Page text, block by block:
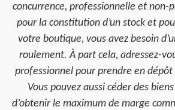
concurrence, professionnelle et non-
pour la constitution d’un stock et
votre boutique, vous avez besoin
roulement. À part cela, adressez-
professionnel pour prendre en dépôt
Vous pouvez aussi céder des
d’obtenir le maximum de marge